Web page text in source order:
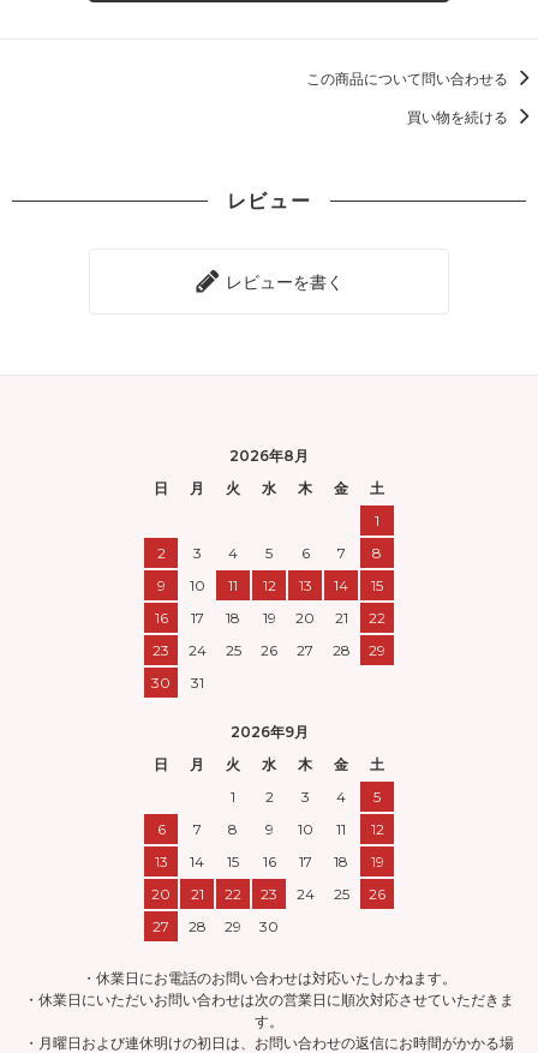
この商品について問い合わせる
買い物を続ける
レビュー
レビューを書く
2026年8月
日
月 火 水 木 金
土
1
2
3 4 5 6 7
8
9
10 11 12 13 14
15
16
17 18 19 20 21
22
23
24 25 26 27 28
29
30
31
2026年9月
日
月 火 水 木 金
土
1
2 3 4
5
6
7 8 9 10 11
12
13
14 15 16 17 18
19
20
21 22 23 24 25
26
27
28 29 30
・休業日にお電話のお問い合わせは対応いたしかねます。
・休業日にいただいお問い合わせは次の営業日に順次対応させていただきま
す。
・月曜日および連休明けの初日は、お問い合わせの返信にお時間がかかる場